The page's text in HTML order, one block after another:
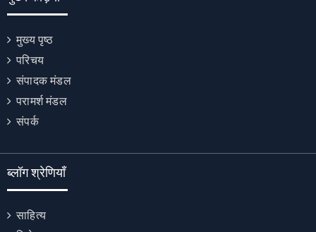
मुख्य पृष्ठ
परिचय
संपादक मंडल
परामर्श मंडल
संपर्क
ब्लॉग श्रेणियाँ
साहित्य